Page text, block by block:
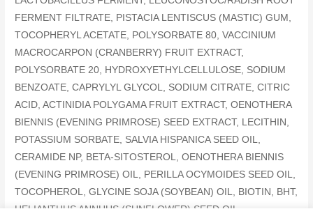
FERMENT FILTRATE, PISTACIA LENTISCUS (MASTIC) GUM,
TOCOPHERYL ACETATE, POLYSORBATE 80, VACCINIUM
MACROCARPON (CRANBERRY) FRUIT EXTRACT,
POLYSORBATE 20, HYDROXYETHYLCELLULOSE, SODIUM
BENZOATE, CAPRYLYL GLYCOL, SODIUM CITRATE, CITRIC
ACID, ACTINIDIA POLYGAMA FRUIT EXTRACT, OENOTHERA
BIENNIS (EVENING PRIMROSE) SEED EXTRACT, LECITHIN,
POTASSIUM SORBATE, SALVIA HISPANICA SEED OIL,
CERAMIDE NP, BETA-SITOSTEROL, OENOTHERA BIENNIS
(EVENING PRIMROSE) OIL, PERILLA OCYMOIDES SEED OIL,
TOCOPHEROL, GLYCINE SOJA (SOYBEAN) OIL, BIOTIN, BHT,